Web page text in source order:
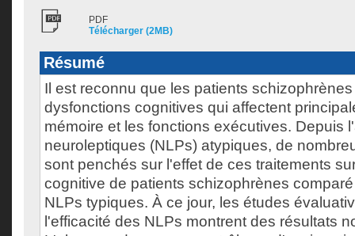
PDF
Télécharger (2MB)
Résumé
Il est reconnu que les patients
dysfonctions cognitives qui affectent
mémoire et les fonctions exécutives. Depuis
neuroleptiques (NLPs) atypiques, de
sont penchés sur l'effet de ces traitements
cognitive de patients schizophrènes
NLPs typiques. À ce jour, les études
l'efficacité des NLPs montrent des résultats